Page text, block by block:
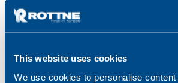
This website uses cookies
We use cookies to personalise